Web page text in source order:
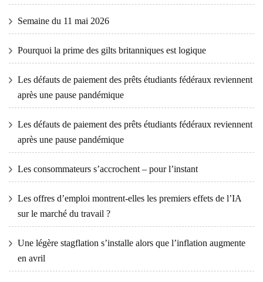
Semaine du 11 mai 2026
Pourquoi la prime des gilts britanniques est logique
Les défauts de paiement des prêts étudiants fédéraux reviennent
après une pause pandémique
Les défauts de paiement des prêts étudiants fédéraux reviennent
après une pause pandémique
Les consommateurs s’accrochent – ​​pour l’instant
Les offres d’emploi montrent-elles les premiers effets de l’IA
sur le marché du travail ?
Une légère stagflation s’installe alors que l’inflation augmente
en avril